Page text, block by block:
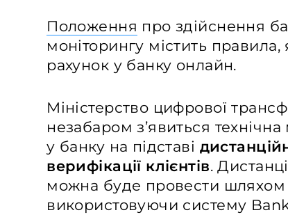
Положення про здійснення
моніторингу містить
рахунок у банку онлайн.
Міністерство цифрової
незабаром з’явиться
у банку на підставі
верифікації клієнтів.
можна буде провести шляхом
використовуючи систему